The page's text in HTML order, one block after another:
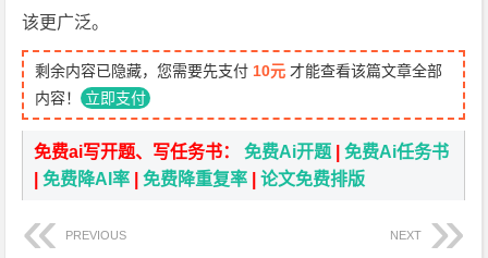
该更广泛。
剩余内容已隐藏，您需要先支付 10元 才能查看该篇文章全部
内容！ 立即支付
免费ai写开题、写任务书：免费Ai开题 |免费Ai任务书
|免费降AI率 |免费降重复率 |论文免费排版
PREVIOUS NEXT